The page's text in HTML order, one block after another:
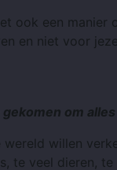
ook een
en niet voor
om
wereld willen
te veel dieren,